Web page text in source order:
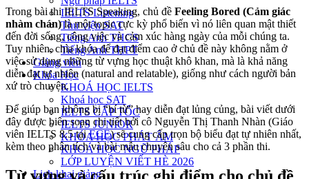
IELTS Listening
Thư viện SAT
Tiếng Anh THCS
Tiếng Anh THPT
Giảng viên
Khóa Học
KHOÁ HỌC IELTS
Khoá học SAT
IELTS CẤP TỐC
IELTS JUNIOR
KHÓA HỌC PHÁT ÂM
KHOÁ HỌC NGỮ PHÁP
LỚP LUYỆN VIẾT HÈ 2026
Lịch khai giảng
Trong bài thi IELTS Speaking, chủ đề Feeling Bored (Cảm giác
nhàm chán)là một topic cực kỳ phổ biến vì nó liên quan mật thiết
đến đời sống, công việc và cảm xúc hàng ngày của mỗi chúng ta.
Tuy nhiên, chìa khóa để đạt điểm cao ở chủ đề này không nằm ở
việc sử dụng những từ vựng học thuật khô khan, mà là khả năng
diễn đạt tự nhiên (natural and relatable), giống như cách người bản
xứ trò chuyện.
Để giúp bạn không bị “bí từ” hay diễn đạt lủng củng, bài viết dưới
đây được biên soạn chi tiết bởi cô Nguyễn Thị Thanh Nhàn (Giáo
viên IELTS 8.5 tạiECE) sẽ cung cấp trọn bộ biểu đạt tự nhiên nhất,
kèm theo phân tích và bài mẫu chuyên sâu cho cả 3 phần thi.